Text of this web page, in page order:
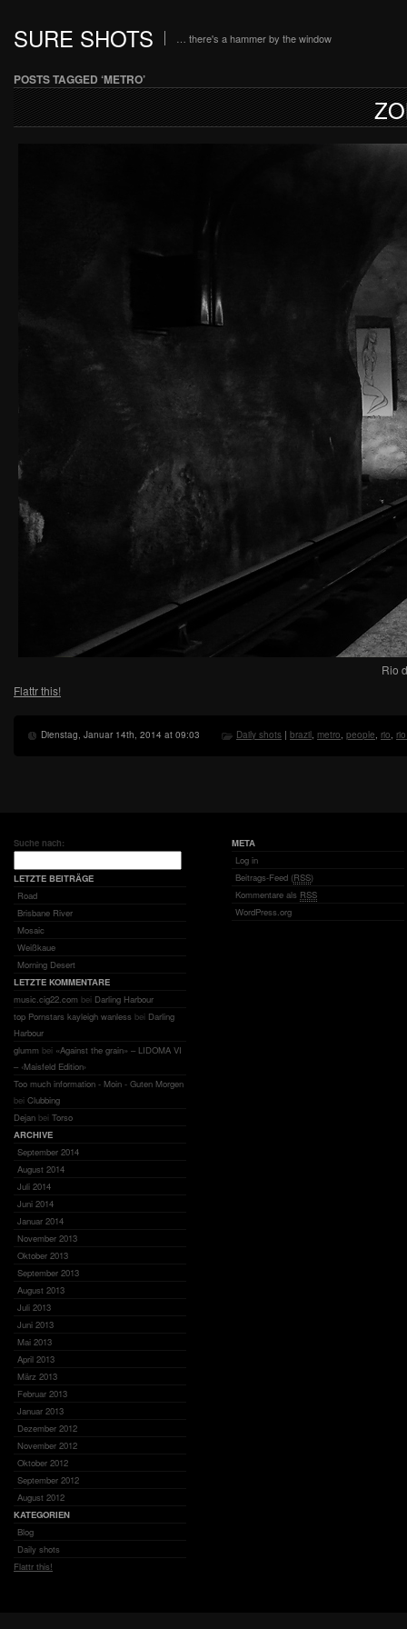
SURE SHOTS … there's a hammer by the window
POSTS TAGGED ‘METRO’
Rio
Flattr this!
Dienstag, Januar 14th, 2014 at 09:03 Daily shots | brazil, metro, people, rio,
Suche nach:
LETZTE BEITRÄGE
Road
Brisbane River
Mosaic
Weißkaue
Morning Desert
LETZTE KOMMENTARE
music.cig22.com bei Darling Harbour
top Pornstars kayleigh wanless bei Darling
Harbour
glumm bei «Against the grain» – LIDOMA VI
– ‹Maisfeld Edition›
Too much information - Moin - Guten Morgen
bei Clubbing
Dejan bei Torso
ARCHIVE
September 2014
August 2014
Juli 2014
Juni 2014
Januar 2014
November 2013
Oktober 2013
September 2013
August 2013
Juli 2013
Juni 2013
Mai 2013
April 2013
März 2013
Februar 2013
Januar 2013
Dezember 2012
November 2012
Oktober 2012
September 2012
August 2012
KATEGORIEN
Blog
Daily shots
Flattr this!
META
Log in
Beitrags-Feed (RSS)
Kommentare als RSS
WordPress.org